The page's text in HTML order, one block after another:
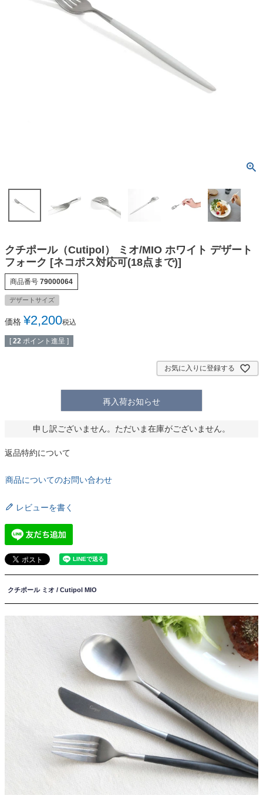
クチポール（Cutipol） ミオ/MIO ホワイト デザート
フォーク [ネコポス対応可(18点まで)]
商品番号 79000064
デザートサイズ
価格 ¥2,200税込
[ 22 ポイント進呈 ]
お気に入りに登録する
再入荷お知らせ
申し訳ございません。ただいま在庫がございません。
返品特約について
商品についてのお問い合わせ
レビューを書く
クチポール ミオ / Cutipol MIO